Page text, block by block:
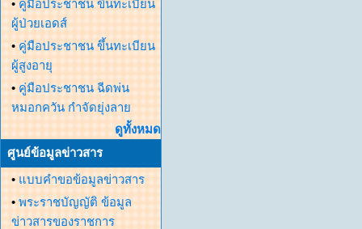
• คู่มือประชาชน ขึ้นทะเบียน
ผู้ป่วยเอดส์
• คู่มือประชาชน ขึ้นทะเบียน
ผู้สูงอายุ
• คู่มือประชาชน ฉีดพ่น
หมอกควัน กำจัดยุ่งลาย
ดูทั้งหมด
ศูนย์ข้อมูลข่าวสาร
• แบบคำขอข้อมูลข่าวสาร
• พระราชบัญญัติ ข้อมูล
ข่าวสารของราชการ